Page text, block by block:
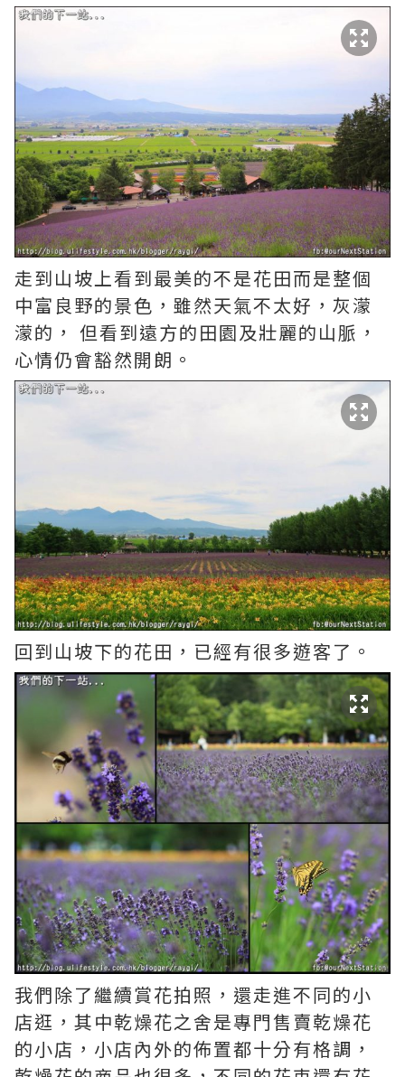
走到山坡上看到最美的不是花田而是整個
中富良野的景色，雖然天氣不太好，灰濛
濛的， 但看到遠方的田園及壯麗的山脈，
心情仍會豁然開朗。
回到山坡下的花田，已經有很多遊客了。
我們除了繼續賞花拍照，還走進不同的小
店逛，其中乾燥花之舍是專門售賣乾燥花
的小店，小店內外的佈置都十分有格調，